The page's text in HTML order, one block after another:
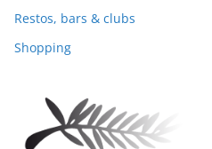
Restos, bars & clubs
Shopping